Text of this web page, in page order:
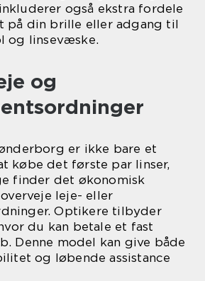
også ekstra fordele
på din brille eller adgang til
og linsevæske.
og
er ikke bare et
købe det første par linser,
finder det økonomisk
leje- eller
Optikere tilbyder
du kan betale et fast
Denne model kan give både
og løbende assistance